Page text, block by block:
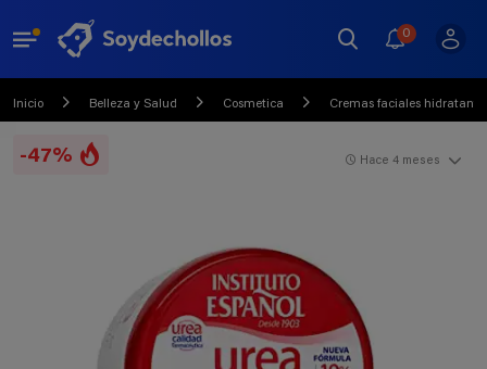
0
Inicio Belleza y Salud Cosmetica Cremas faciales
-47% Hace 4 meses